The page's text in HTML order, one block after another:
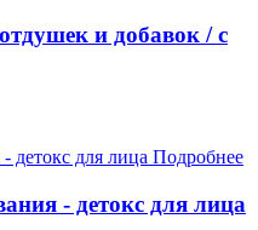
и добавок / с
Подробнее
- детокс для лица